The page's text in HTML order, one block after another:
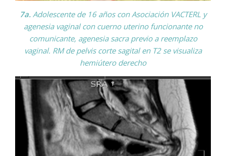
7a.Adolescente de 16 años con Asociación VACTERL y
agenesia vaginal con cuerno uterino funcionante no
comunicante, agenesia sacra previo a reemplazo
vaginal. RM de pelvis corte sagital en T2 se visualiza
hemiútero derecho